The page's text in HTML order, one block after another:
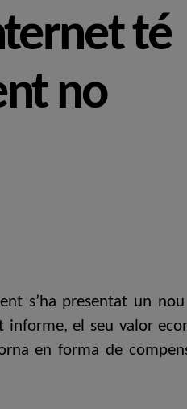
té
no
s’ha presentat un
informe, el seu valor
en forma de